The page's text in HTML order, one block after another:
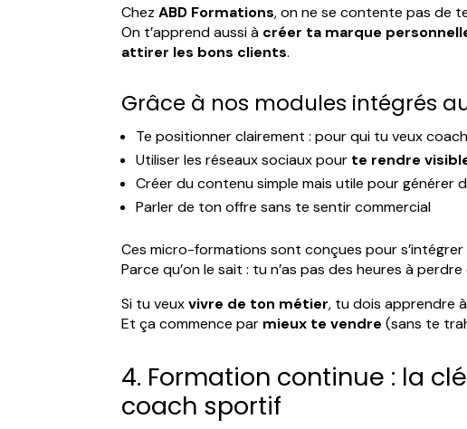
ChezABD Formations, on ne se contente pas de
On t’apprend aussi à créer ta marque
attirer les bons clients.
Grâce à nos modules intégrés
Te positionner clairement : pour qui tu veux
Utiliser les réseaux sociaux pour te rendre
Créer du contenu simple mais utile pour générer
Parler de ton offre sans te sentir commercial
Ces micro-formations sont conçues pour
Parce qu’on le sait : tu n’as pas des heures à
Si tu veuxvivre de ton métier, tu dois apprendre
Et ça commence par mieux te vendre (sans te
4. Formation continue : la
coach sportif